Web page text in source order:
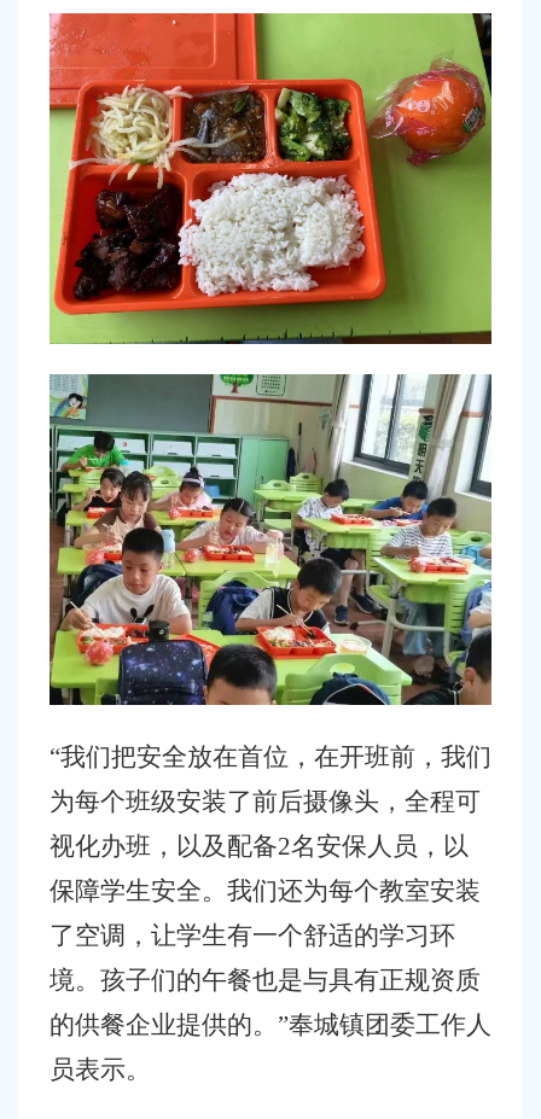
“我们把安全放在首位，在开班前，我们
为每个班级安装了前后摄像头，全程可
视化办班，以及配备2名安保人员，以
保障学生安全。我们还为每个教室安装
了空调，让学生有一个舒适的学习环
境。孩子们的午餐也是与具有正规资质
的供餐企业提供的。”奉城镇团委工作人
员表示。